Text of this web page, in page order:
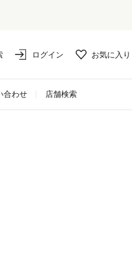
ログイン お気に入り
合わせ 店舗検索